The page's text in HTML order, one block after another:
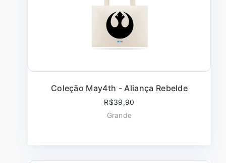
Coleção May4th - Aliança Rebelde
R$39,90
Grande